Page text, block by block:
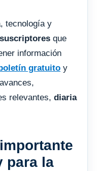
tecnología y
que
información
boletín gratuito y
relevantes, diaria
para la